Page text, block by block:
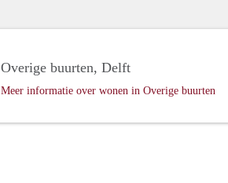
Overige buurten, Delft
Meer informatie over wonen in Overige buurten